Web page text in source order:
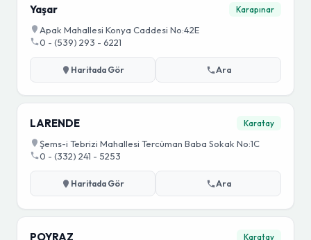
Yaşar Karapınar
Apak Mahallesi Konya Caddesi No:42E
0 - (539) 293 - 6221
Haritada Gör Ara
LARENDE Karatay
Şems-i Tebrizi Mahallesi Tercüman Baba Sokak No:1C
0 - (332) 241 - 5253
Haritada Gör Ara
POYRAZ Karatay